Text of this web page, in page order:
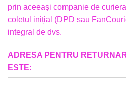
prin aceeași companie de
coletul inițial (DPD sau
integral de dvs.
ADRESA PENTRU
ESTE: